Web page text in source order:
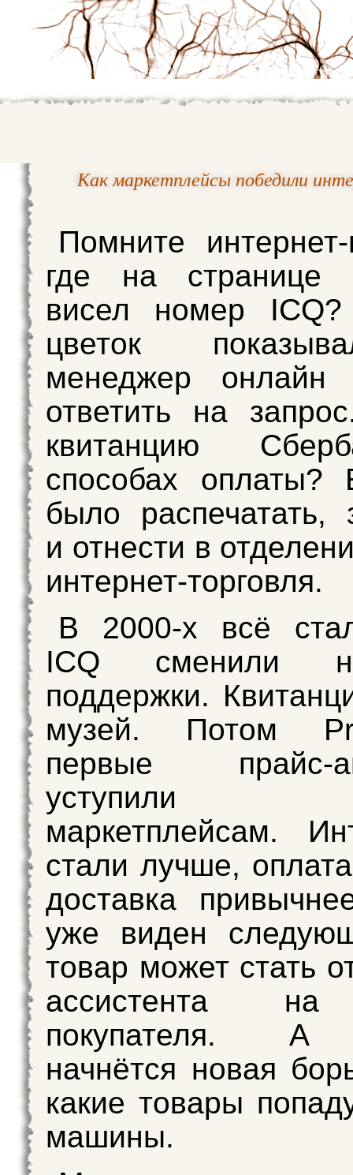
Как маркетплейсы победили
Помните
где на странице
висел номер
цветок
менеджер
ответить на
квитанцию
способах оплаты?
было распечатать,
и отнести в
интернет-торговля.
В 2000-х всё
ICQ сменили
поддержки.
музей. Потом
первые прайс-
уступили
маркетплейсам.
стали лучше,
доставка
уже виден
товар может стать
ассистента на
покупателя. А
начнётся новая
какие товары
машины.